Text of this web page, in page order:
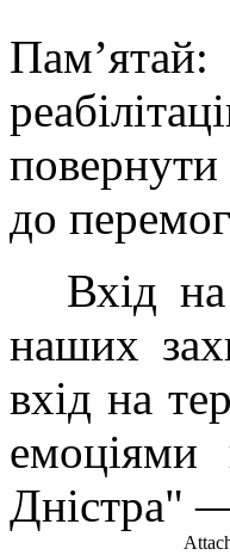
до
Вхід
наших
вхід на
Дністра"